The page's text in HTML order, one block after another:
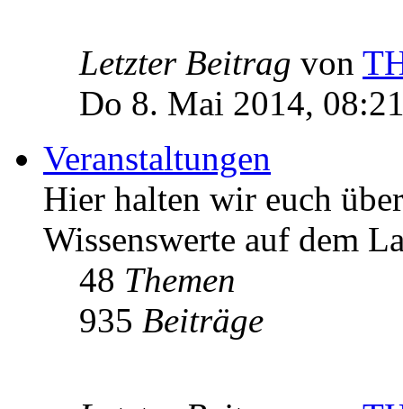
Letzter Beitrag von
Do 8. Mai 2014,
Veranstaltungen
Hier halten wir euch
Wissenswerte auf dem
48 Themen
935 Beiträge